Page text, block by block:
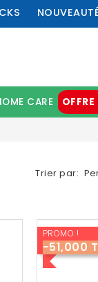
CARE
Trier par:
PROMO !
-51,000